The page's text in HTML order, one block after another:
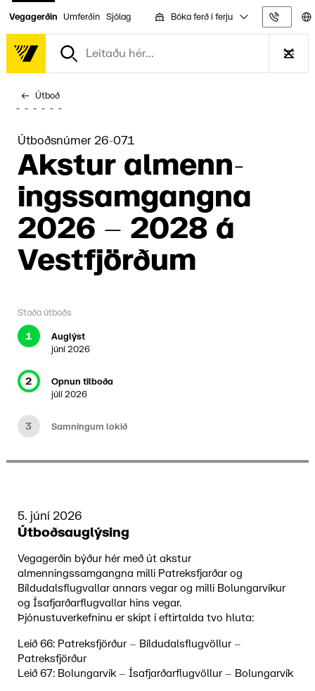
Vegagerðin Umferðin Sjólag Bóka ferð í ferju
Útboð
Útboðsnúmer 26-071
Akstur almenn­
ings­samgangna
2026 – 2028 á
Vest­fjörð­um
Staða útboðs
1
Auglýst
júní 2026
2
Opnun tilboða
júlí 2026
3 Samningum lokið
5. júní 2026
Útboðsauglýsing
Vegagerðin býður hér með út akstur
almenningssamgangna milli Patreksfjarðar og
Bíldudalsflugvallar annars vegar og milli Bolungarvíkur
og Ísafjarðarflugvallar hins vegar.
Þjónustuverkefninu er skipt í eftirtalda tvo hluta:
Leið 66: Patreksfjörður – Bíldudalsflugvöllur –
Patreksfjörður
Leið 67: Bolungarvík – Ísafjarðarflugvöllur – Bolungarvík